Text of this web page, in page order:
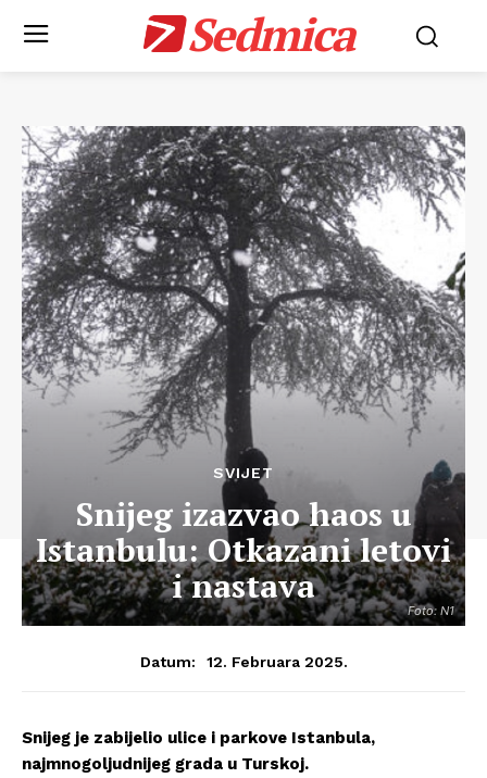
Sedmica
Foto: N1
SVIJET
Snijeg izazvao haos u
Istanbulu: Otkazani letovi
i nastava
Datum: 12. Februara 2025.
Snijeg je zabijelio ulice i parkove Istanbula,
najmnogoljudnijeg grada u Turskoj.